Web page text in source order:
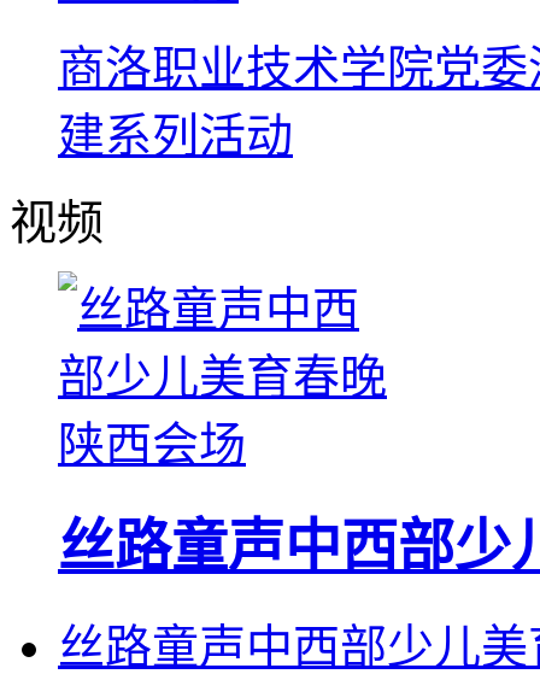
商洛职业技术学院党
建系列活动
视频
丝路童声中西部少
丝路童声中西部少儿